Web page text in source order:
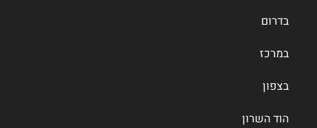
בדרום
במרכז
בצפון
הוד השרון